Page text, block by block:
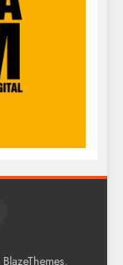
BlazeThemes.